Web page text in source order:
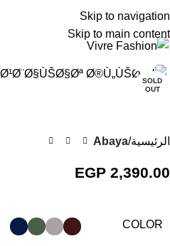
Skip to navigation
Skip to main content
Abaya Vivre Abaya
SOLD
OUT
الرئيسية Abaya
EGP 2,390.00
COLOR